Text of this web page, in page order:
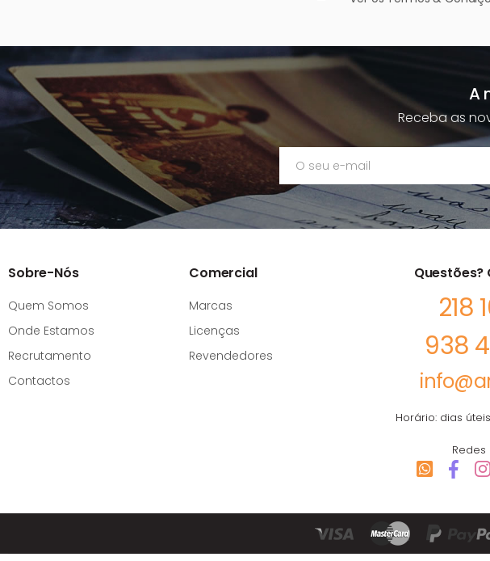
A
Receba as
Sobre-Nós
Quem Somos
Onde Estamos
Recrutamento
Contactos
Comercial
Marcas
Licenças
Revendedores
218
938
Horário: dias
Redes